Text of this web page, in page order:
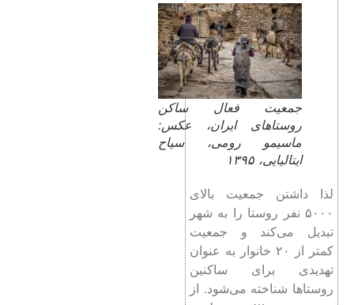
جمعیت فعال ساکن
روستاهای ایران، عکس:
ماسیمو رومی، سیاح
ایتالیایی، ۱۳۹۵
لذا داشتن جمعیت بالای
۵۰۰۰ نفر روستا را به شهر
تبدیل می‌کند و جمعیت
کمتر از ۲۰ خانوار به عنوان
تهدیدی برای ساکنین
روستاها شناخته می‌شود. از